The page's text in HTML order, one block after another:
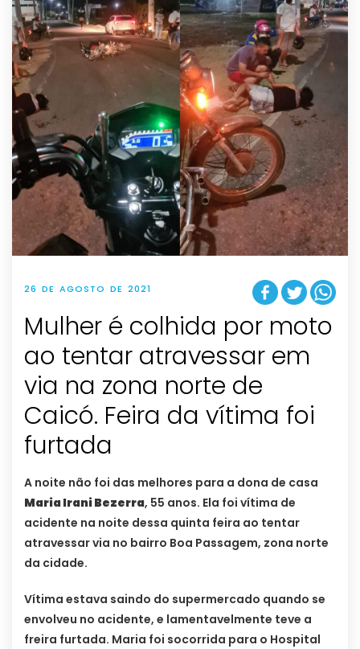
26 DE AGOSTO DE 2021
Mulher é colhida por moto
ao tentar atravessar em
via na zona norte de
Caicó. Feira da vítima foi
furtada
A noite não foi das melhores para a dona de casa
Maria Irani Bezerra, 55 anos. Ela foi vítima de
acidente na noite dessa quinta feira ao tentar
atravessar via no bairro Boa Passagem, zona norte
da cidade.
Vítima estava saindo do supermercado quando se
envolveu no acidente, e lamentavelmente teve a
freira furtada. Maria foi socorrida para o Hospital